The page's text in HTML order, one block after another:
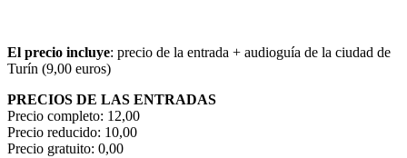
El precio incluye: precio de la entrada + audioguía de la ciudad de
Turín (9,00 euros)
PRECIOS DE LAS ENTRADAS
Precio completo: 12,00
Precio reducido: 10,00
Precio gratuito: 0,00